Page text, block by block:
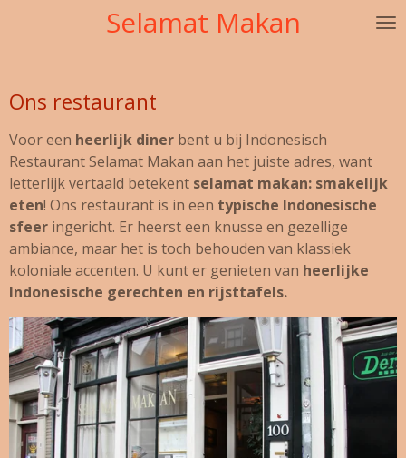
hoofdinhoud
Selamat Makan
Ons restaurant
Voor een heerlijk diner bent u bij Indonesisch
Restaurant Selamat Makan aan het juiste adres, want
letterlijk vertaald betekent selamat makan: smakelijk
eten! Ons restaurant is in een typische Indonesische
sfeer ingericht. Er heerst een knusse en gezellige
ambiance, maar het is toch behouden van klassiek
koloniale accenten. U kunt er genieten van heerlijke
Indonesische gerechten en rijsttafels.